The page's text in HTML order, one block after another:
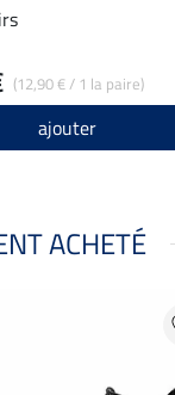
(12,90 € / 1 la paire)
ajouter
ACHETÉ